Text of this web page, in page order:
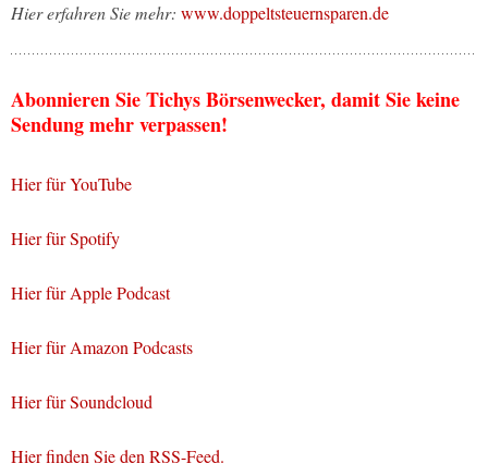
Hier erfahren Sie mehr: www.doppeltsteuernsparen.de
Abonnieren Sie Tichys Börsenwecker, damit Sie keine
Sendung mehr verpassen!
Hier für YouTube
Hier für Spotify
Hier für Apple Podcast
Hier für Amazon Podcasts
Hier für Soundcloud
Hier finden Sie den RSS-Feed.